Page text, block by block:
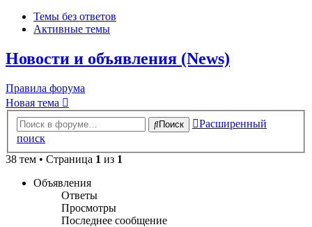
Темы без ответов
Активные темы
Новости и объявления (News)
Правила форума
Новая тема
Поиск
Расширенный
поиск
38 тем • Страница 1 из 1
Объявления
Ответы
Просмотры
Последнее сообщение